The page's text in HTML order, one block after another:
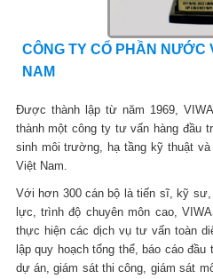
CÔNG TY CỔ PHẦN NƯỚC
NAM
Được thành lập từ năm 1969,
thành một công ty tư vấn hàng đầu
sinh môi trường, hạ tầng kỹ thuật
Việt Nam.
Với hơn 300 cán bộ là tiến sĩ, kỹ
lực, trình độ chuyên môn cao,
thực hiện các dịch vụ tư vấn toàn
lập quy hoạch tổng thể, báo cáo
dự án, giám sát thi công, giám sát